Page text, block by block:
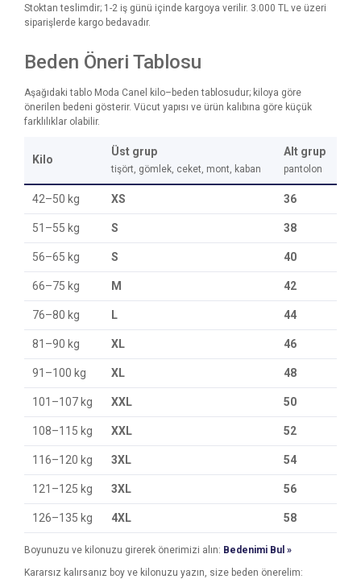
Stoktan teslimdir; 1-2 iş günü içinde kargoya verilir. 3.000 TL ve üzeri
siparişlerde kargo bedavadır.
Beden Öneri Tablosu
Aşağıdaki tablo Moda Canel kilo–beden tablosudur; kiloya göre
önerilen bedeni gösterir. Vücut yapısı ve ürün kalıbına göre küçük
farklılıklar olabilir.
Kilo
Üst grup
tişört, gömlek, ceket, mont, kaban
Alt grup
pantolon
42–50 kg XS 36
51–55 kg S 38
56–65 kg S 40
66–75 kg M 42
76–80 kg L 44
81–90 kg XL 46
91–100 kg XL 48
101–107 kg XXL 50
108–115 kg XXL 52
116–120 kg 3XL 54
121–125 kg 3XL 56
126–135 kg 4XL 58
Boyunuzu ve kilonuzu girerek önerimizi alın: Bedenimi Bul »
Kararsız kalırsanız boy ve kilonuzu yazın, size beden önerelim: